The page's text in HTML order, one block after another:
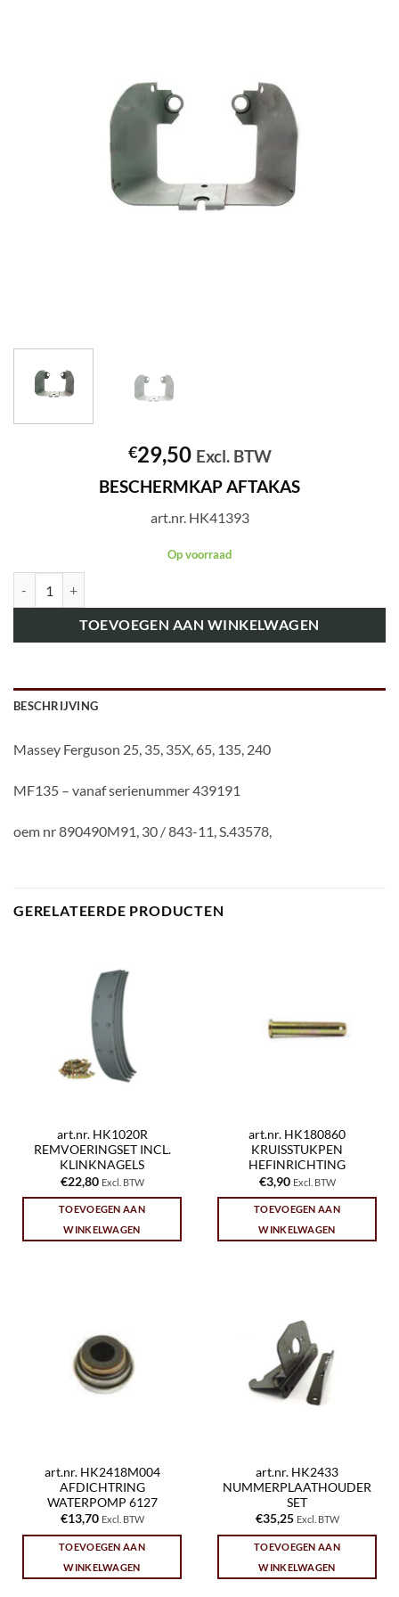
€29,50 Excl. BTW
BESCHERMKAP AFTAKAS
art.nr. HK41393
Op voorraad
TOEVOEGEN AAN WINKELWAGEN
BESCHRIJVING
Massey Ferguson 25, 35, 35X, 65, 135, 240
MF135 – vanaf serienummer 439191
oem nr 890490M91, 30 / 843-11, S.43578,
GERELATEERDE PRODUCTEN
art.nr. HK1020R
REMVOERINGSET INCL.
KLINKNAGELS
€22,80 Excl. BTW
TOEVOEGEN AAN
WINKELWAGEN
art.nr. HK180860
KRUISSTUKPEN
HEFINRICHTING
€3,90 Excl. BTW
TOEVOEGEN AAN
WINKELWAGEN
art.nr. HK2418M004
AFDICHTRING
WATERPOMP 6127
€13,70 Excl. BTW
TOEVOEGEN AAN
WINKELWAGEN
art.nr. HK2433
NUMMERPLAATHOUDER
SET
€35,25 Excl. BTW
TOEVOEGEN AAN
WINKELWAGEN